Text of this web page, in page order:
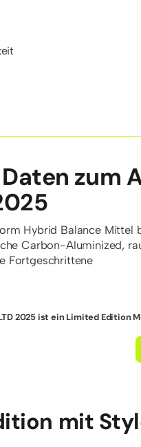
zum
Hybrid Balance Mittel
Carbon-Aluminized,
Fortgeschrittene
2025 ist ein Limited Edition
mit